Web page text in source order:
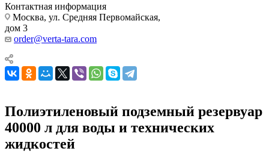
Контактная информация
Москва, ул. Средняя Первомайская,
дом 3
order@verta-tara.com
Полиэтиленовый подземный резервуар
40000 л для воды и технических
жидкостей